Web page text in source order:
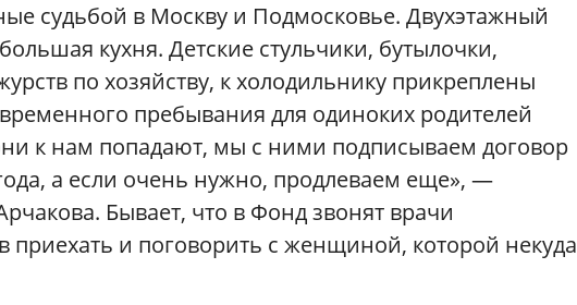
судьбой в Москву и Подмосковье. Двухэтажный
кухня. Детские стульчики, бутылочки,
по хозяйству, к холодильнику прикреплены
пребывания для одиноких родителей
к нам попадают, мы с ними подписываем договор
а если очень нужно, продлеваем еще», —
Бывает, что в Фонд звонят врачи
приехать и поговорить с женщиной, которой некуда